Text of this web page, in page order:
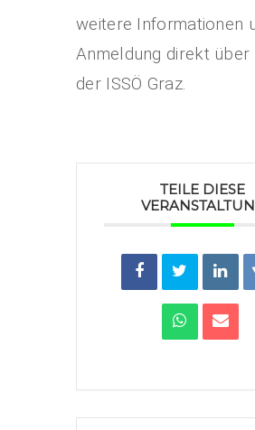
weitere Informationen
Anmeldung direkt über
der ISSÖ Graz.
TEILE DIESE